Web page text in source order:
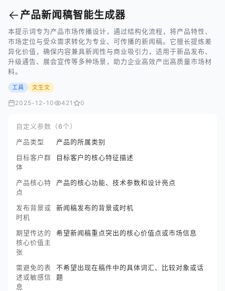
← 产品新闻稿智能生成器
本提示词专为产品市场传播设计，通过结构化流程，将产品特性、
市场定位与受众需求转化为专业、可传播的新闻稿。它擅长提炼差
异化价值，确保内容兼具新闻性与商业吸引力，适用于新品发布、
升级通告、展会宣传等多种场景，助力企业高效产出高质量市场材
料。
工具 文生文
2025-12-10 421 0
自定义参数（6个）
产品类型
产品的所属类别
目标客户群
体
目标客户的核心特征描述
产品核心特
点
产品的核心功能、技术参数和设计亮点
发布背景或
时机
新闻稿发布的背景或时机
期望传达的
核心价值主
张
希望新闻稿重点突出的核心价值点或市场信息
需避免的表
述或敏感信
息
不希望出现在稿件中的具体词汇、比较对象或话
题